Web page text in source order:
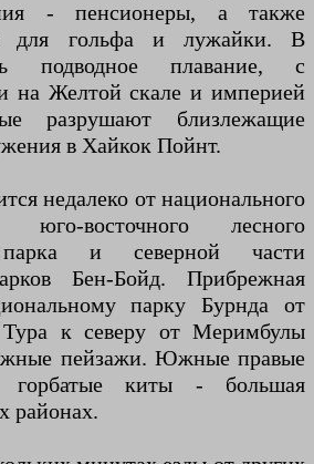
- пенсионеры, а также
для гольфа и лужайки. В
подводное плавание, с
на Желтой скале и империей
разрушают близлежащие
в Хайкок Пойнт.
недалеко от национального
восточного лесного
парка и северной части
Бен-Бойд. Прибрежная
парку Бурнда от
к северу от Меримбулы
пейзажи. Южные правые
киты - большая
районах.